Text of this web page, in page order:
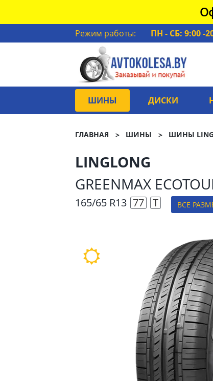
Режим работы: ПН - СБ: 9:00 -
ШИНЫ ДИСКИ
ГЛАВНАЯ ШИНЫ ШИНЫ
LINGLONG
GREENMAX
165/65 R13 77 T ВСЕ